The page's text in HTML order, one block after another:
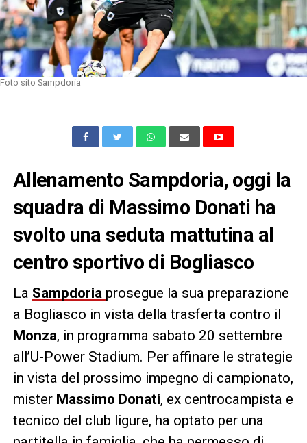
Foto sito Sampdoria
Allenamento Sampdoria, oggi la
squadra di Massimo Donati ha
svolto una seduta mattutina al
centro sportivo di Bogliasco
La Sampdoria prosegue la sua preparazione
a Bogliasco in vista della trasferta contro il
Monza, in programma sabato 20 settembre
all’U-Power Stadium. Per affinare le strategie
in vista del prossimo impegno di campionato,
mister Massimo Donati, ex centrocampista e
tecnico del club ligure, ha optato per una